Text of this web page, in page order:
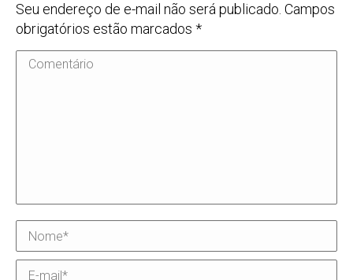
Seu endereço de e-mail não será publicado. Campos
obrigatórios estão marcados *
Comentário
Nome *
E-mail *